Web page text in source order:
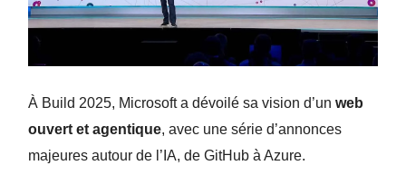
À Build 2025, Microsoft a dévoilé sa vision d’un web
ouvert et agentique, avec une série d’annonces
majeures autour de l’IA, de GitHub à Azure.